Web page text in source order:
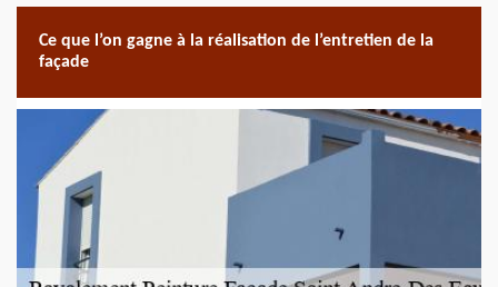
Ce que l’on gagne à la réalisation de l’entretien de la
façade